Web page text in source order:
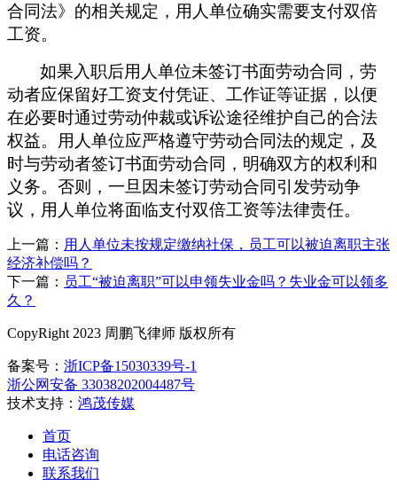
合同法》的相关规定，用人单位确实需要支付双倍
工资。
如果入职后用人单位未签订书面劳动合同，劳
动者应保留好工资支付凭证、工作证等证据，以便
在必要时通过劳动仲裁或诉讼途径维护自己的合法
权益。用人单位应严格遵守劳动合同法的规定，及
时与劳动者签订书面劳动合同，明确双方的权利和
义务。否则，一旦因未签订劳动合同引发劳动争
议，用人单位将面临支付双倍工资等法律责任。
上一篇： 用人单位未按规定缴纳社保，员工可以被迫离职主张
经济补偿吗？
下一篇： 员工“被迫离职”可以申领失业金吗？失业金可以领多
久？
CopyRight 2023 周鹏飞律师 版权所有
备案号： 浙ICP备15030339号-1
浙公网安备 33038202004487号
技术支持： 鸿茂传媒
首页
电话咨询
联系我们